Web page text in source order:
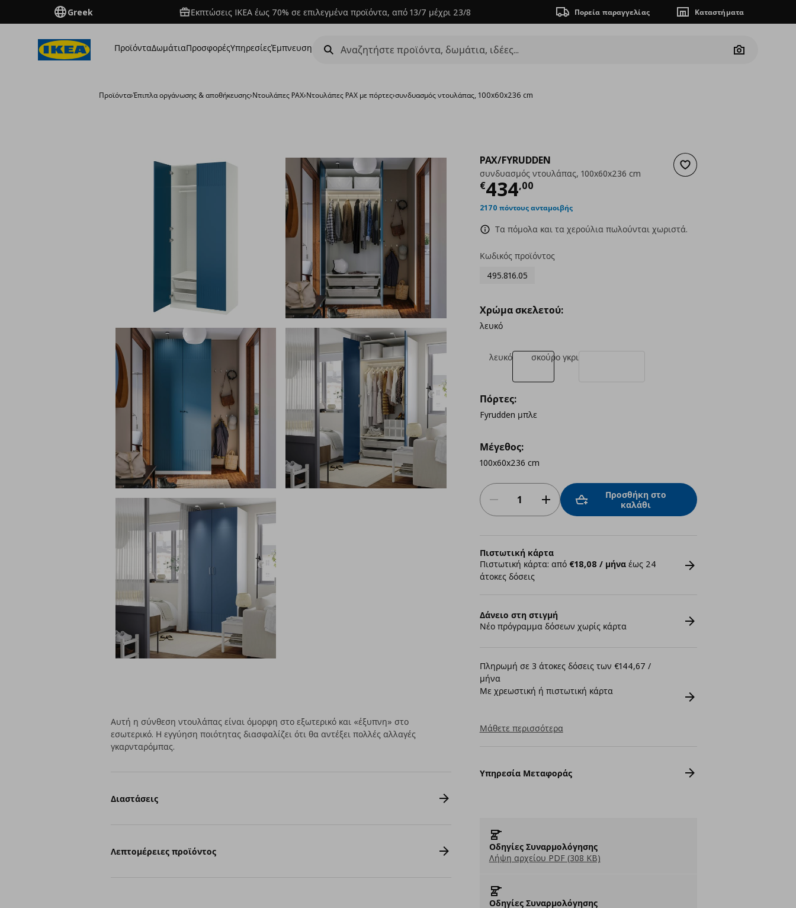
Greek Εκπτώσεις IKEA έως 70% σε επιλεγμένα προϊόντα, από 13/7 μέχρι 23/8 Πορεία παραγγελίας Καταστήματα
ΠροϊόνταΔωμάτιαΠροσφορέςΥπηρεσίεςΈμπνευση
Camera
Προϊόντα›Έπιπλα οργάνωσης & αποθήκευσης›Ντουλάπες PAX›Ντουλάπες PAX με πόρτες›συνδυασμός ντουλάπας, 100x60x236 cm
Προσθήκη στα αγαπημένα
PAX/FYRUDDEN
συνδυασμός ντουλάπας, 100x60x236 cm
€434,00
Τρέχουσα τιμή
2170 πόντους ανταμοιβής
Τα πόμολα και τα χερούλια πωλούνται χωριστά.
Κωδικός προϊόντος
495.816.05
Χρώμα σκελετού:
λευκό
λευκό σκούρο γκρι
Πόρτες:
Fyrudden μπλε
Μέγεθος:
100x60x236 cm
Προσθήκη στο
καλάθι
Πιστωτική κάρτα
Πιστωτική κάρτα: από €18,08 / μήναέως 24
άτοκες δόσεις
Δάνειο στη στιγμή
Νέο πρόγραμμα δόσεων χωρίς κάρτα
Πληρωμή σε 3 άτοκες δόσεις των €144,67 /
μήνα
Με χρεωστική ή πιστωτική κάρτα
Μάθετε περισσότερα
Υπηρεσία Μεταφοράς
Οδηγίες Συναρμολόγησης
Λήψη αρχείου PDF (308 KB)
Οδηγίες Συναρμολόγησης
Αυτή η σύνθεση ντουλάπας είναι όμορφη στο εξωτερικό και «έξυπνη» στο
εσωτερικό. Η εγγύηση ποιότητας διασφαλίζει ότι θα αντέξει πολλές αλλαγές
γκαρνταρόμπας.
Διαστάσεις
Λεπτομέρειες προϊόντος